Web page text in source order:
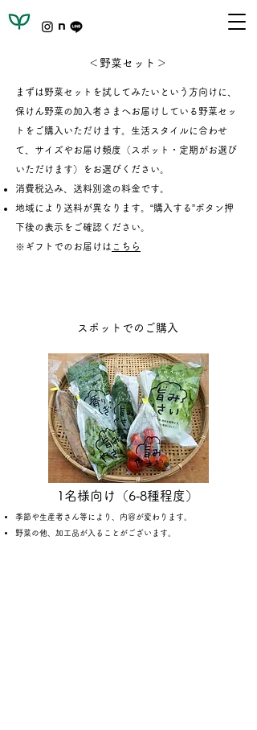
​＜野菜セット＞
まずは野菜セットを試してみたいという方向けに、
保けん野菜の加入者さまへお届けしている野菜セッ
トをご購入いただけます。生活スタイルに合わせ
て、サイズやお届け頻度（スポット・定期がお選び
いただけます）をお選びください。
消費税込み、送料別途の料金です。
地域により送料が異なります。“購入する”ボタン押
下後の表示をご確認ください。
​※ギフトでのお届けは こちら
スポットでのご購入
1名様向け（6‐8種程度）
季節や生産者さん等により、内容が変わります。
野菜の他、加工品が入ることがございます。